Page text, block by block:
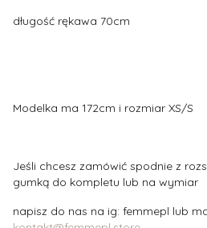
długość rękawa 70cm
Modelka ma 172cm i rozmiar XS/S
Jeśli chcesz zamówić spodnie z
gumką do kompletu lub na wymiar
napisz do nas na ig: femmepl lub